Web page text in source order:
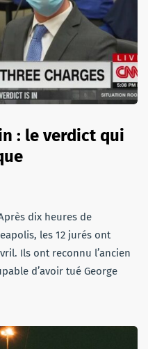
: le verdict qui
dix heures de
les 12 jurés ont
Ils ont reconnu l’ancien
d’avoir tué George